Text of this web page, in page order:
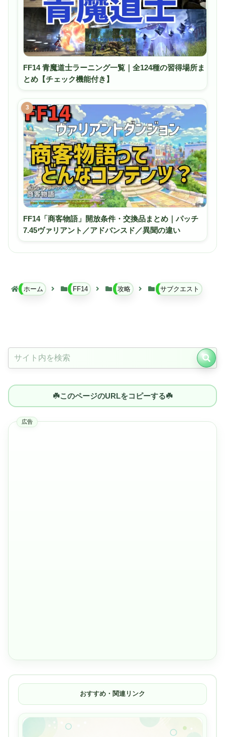
FF14 青魔道士ラーニング一覧｜全124種の習得場所ま
とめ【チェック機能付き】
3
FF14「商客物語」開放条件・交換品まとめ｜パッチ
7.45ヴァリアント／アドバンスド／異聞の違い
ホーム FF14 攻略 サブクエスト
☘️このページのURLをコピーする☘️
広告
おすすめ・関連リンク